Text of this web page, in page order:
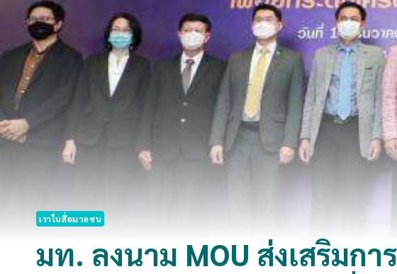
เราในสื่อมวลชน
มท. ลงนาม MOU ส่งเสริมก